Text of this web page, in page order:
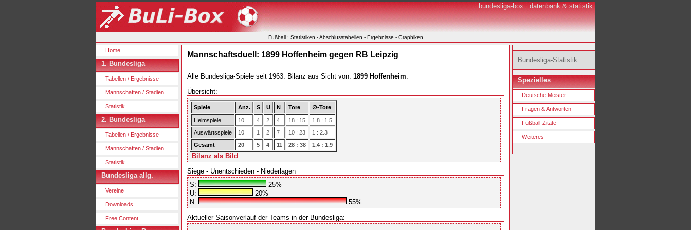
bundesliga-box : datenbank & statistik
Fußball : Statistiken - Abschlusstabellen - Ergebnisse - Graphiken
Home
1. Bundesliga
Tabellen / Ergebnisse
Mannschaften / Stadien
Statistik
2. Bundesliga
Tabellen / Ergebnisse
Mannschaften / Stadien
Statistik
Bundesliga allg.
Vereine
Downloads
Free Content
Bundesliga-Statistik
Spezielles
Deutsche Meister
Fragen & Antworten
Fußball-Zitate
Weiteres
Mannschaftsduell: 1899 Hoffenheim gegen RB Leipzig
Alle Bundesliga-Spiele seit 1963. Bilanz aus Sicht von: 1899 Hoffenheim.
Übersicht:
Spiele Anz. S U N Tore ∅-Tore
Heimspiele 10 4 2 4 18 : 15
1.8 : 1.5
Auswärtsspiele
10 1 2 7 10 : 23
1 : 2.3
Gesamt
20 5 4 11 28 : 38 1.4 : 1.9
Bilanz als Bild
Siege - Unentschieden - Niederlagen
S:
25%
U:
20%
N:
55%
Aktueller Saisonverlauf der Teams in der Bundesliga: